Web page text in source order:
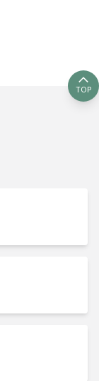
TOP